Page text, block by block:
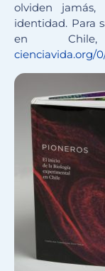
olviden
identidad. Para
en
cienciavida.org/